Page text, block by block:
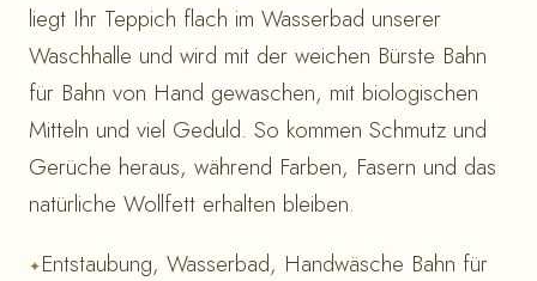
liegt Ihr Teppich flach im Wasserbad unserer
Waschhalle und wird mit der weichen Bürste Bahn
für Bahn von Hand gewaschen, mit biologischen
Mitteln und viel Geduld. So kommen Schmutz und
Gerüche heraus, während Farben, Fasern und das
natürliche Wollfett erhalten bleiben.
Entstaubung, Wasserbad, Handwäsche Bahn für